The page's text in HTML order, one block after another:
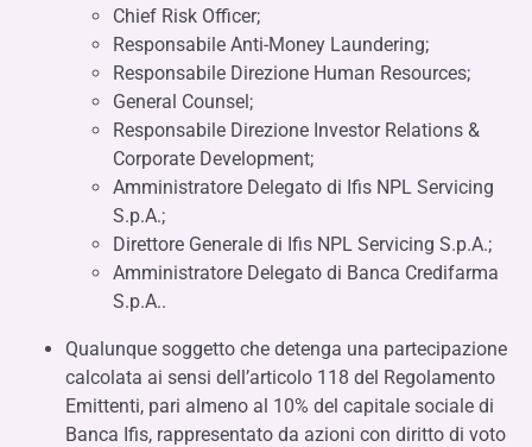
Chief Risk Officer;
Responsabile Anti-Money Laundering;
Responsabile Direzione Human Resources;
General Counsel;
Responsabile Direzione Investor Relations &
Corporate Development;
Amministratore Delegato di Ifis NPL Servicing
S.p.A.;
Direttore Generale di Ifis NPL Servicing S.p.A.;
Amministratore Delegato di Banca Credifarma
S.p.A..
Qualunque soggetto che detenga una partecipazione
calcolata ai sensi dell’articolo 118 del Regolamento
Emittenti, pari almeno al 10% del capitale sociale di
Banca Ifis, rappresentato da azioni con diritto di voto